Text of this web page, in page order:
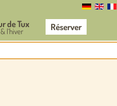
de Tux
l‘hiver Réserver